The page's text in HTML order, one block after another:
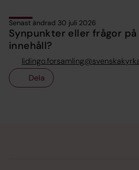
Senast ändrad 30 juli 2026
Synpunkter eller frågor på
innehåll?
Dela